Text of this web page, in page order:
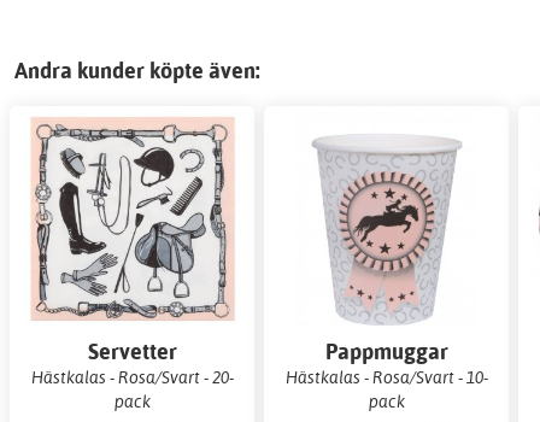
Andra kunder köpte även:
Servetter
Hästkalas - Rosa/Svart - 20-
pack
Pappmuggar
Hästkalas - Rosa/Svart - 10-
pack